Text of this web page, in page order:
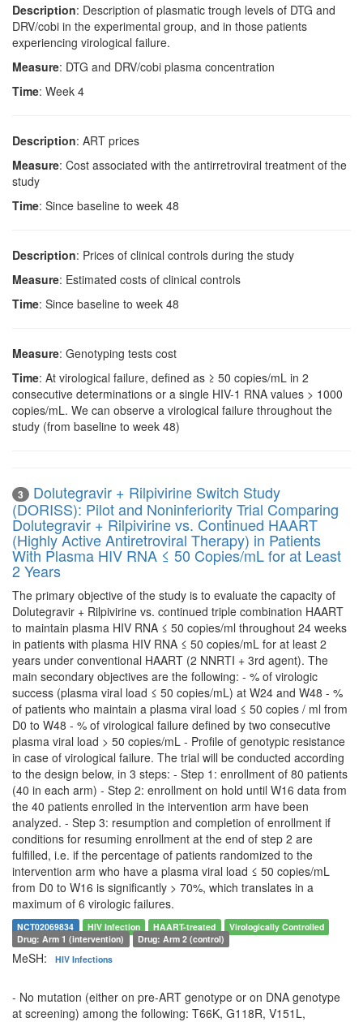
Description: Description of plasmatic trough levels of DTG and
DRV/cobi in the experimental group, and in those patients
experiencing virological failure.
Measure: DTG and DRV/cobi plasma concentration
Time: Week 4
Description: ART prices
Measure: Cost associated with the antirretroviral treatment of the
study
Time: Since baseline to week 48
Description: Prices of clinical controls during the study
Measure: Estimated costs of clinical controls
Time: Since baseline to week 48
Measure: Genotyping tests cost
Time: At virological failure, defined as ≥ 50 copies/mL in 2
consecutive determinations or a single HIV-1 RNA values > 1000
copies/mL. We can observe a virological failure throughout the
study (from baseline to week 48)
3
Dolutegravir + Rilpivirine Switch Study
(DORISS): Pilot and Noninferiority Trial Comparing
Dolutegravir + Rilpivirine vs. Continued HAART
(Highly Active Antiretroviral Therapy) in Patients
With Plasma HIV RNA ≤ 50 Copies/mL for at Least
2 Years
The primary objective of the study is to evaluate the capacity of
Dolutegravir + Rilpivirine vs. continued triple combination HAART
to maintain plasma HIV RNA ≤ 50 copies/ml throughout 24 weeks
in patients with plasma HIV RNA ≤ 50 copies/mL for at least 2
years under conventional HAART (2 NNRTI + 3rd agent). The
main secondary objectives are the following: - % of virologic
success (plasma viral load ≤ 50 copies/mL) at W24 and W48 - %
of patients who maintain a plasma viral load ≤ 50 copies / ml from
D0 to W48 - % of virological failure defined by two consecutive
plasma viral load > 50 copies/mL - Profile of genotypic resistance
in case of virological failure. The trial will be conducted according
to the design below, in 3 steps: - Step 1: enrollment of 80 patients
(40 in each arm) - Step 2: enrollment on hold until W16 data from
the 40 patients enrolled in the intervention arm have been
analyzed. - Step 3: resumption and completion of enrollment if
conditions for resuming enrollment at the end of step 2 are
fulfilled, i.e. if the percentage of patients randomized to the
intervention arm who have a plasma viral load ≤ 50 copies/mL
from D0 to W16 is significantly > 70%, which translates in a
maximum of 6 virologic failures.
NCT02069834 HIV Infection HAART-treated
Virologically Controlled
Drug: Arm 1 (intervention)
Drug: Arm 2 (control)
MeSH: HIV Infections
- No mutation (either on pre-ART genotype or on DNA genotype
at screening) among the following: T66K, G118R, V151L,